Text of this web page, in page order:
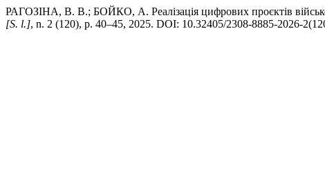
РАГОЗІНА, В. В.; БОЙКО, А. Реалізація цифрових проєктів
[S. l.], n. 2 (120), p. 40–45, 2025. DOI: 10.32405/2308-8885-2026-